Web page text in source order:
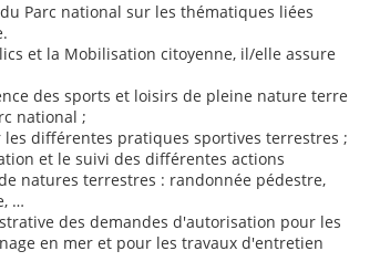
Parc national sur les thématiques liées
et la Mobilisation citoyenne, il/elle assure
des sports et loisirs de pleine nature terre
national ;
différentes pratiques sportives terrestres ;
et le suivi des différentes actions
natures terrestres : randonnée pédestre,
…
des demandes d'autorisation pour les
en mer et pour les travaux d'entretien